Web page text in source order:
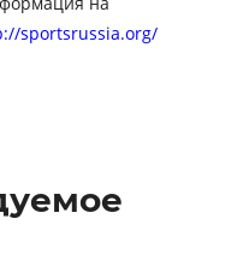
sportsrussia.org/